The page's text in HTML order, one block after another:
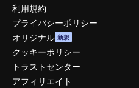
利用規約
プライバシーポリシー
オリジナル 新規
クッキーポリシー
トラストセンター
アフィリエイト